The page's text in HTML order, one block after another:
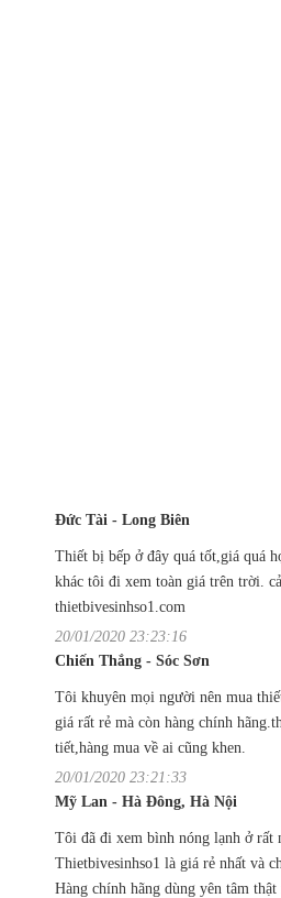
Đức Tài - Long Biên
Thiết bị bếp ở đây quá tốt,giá quá
khác tôi đi xem toàn giá trên trời.
thietbivesinhso1.com
20/01/2020 23:23:16
Chiến Thắng - Sóc Sơn
Tôi khuyên mọi người nên mua
giá rất rẻ mà còn hàng chính
tiết,hàng mua về ai cũng khen.
20/01/2020 23:21:33
Mỹ Lan - Hà Đông, Hà Nội
Tôi đã đi xem bình nóng lạnh ở rất
Thietbivesinhso1 là giá rẻ nhất và
Hàng chính hãng dùng yên tâm